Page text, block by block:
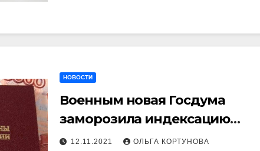
НОВОСТИ
Военным новая Госдума
заморозила индексацию
пенсий до 2023 года
12.11.2021 ОЛЬГА КОРТУНОВА